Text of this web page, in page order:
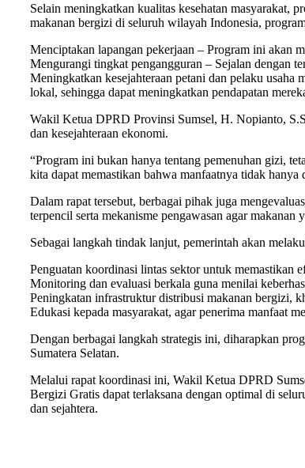
Selain meningkatkan kualitas kesehatan masyarakat,
makanan bergizi di seluruh wilayah Indonesia,
Menciptakan lapangan pekerjaan – Program ini akan
Mengurangi tingkat pengangguran – Sejalan dengan
Meningkatkan kesejahteraan petani dan pelaku
lokal, sehingga dapat meningkatkan pendapatan
Wakil Ketua DPRD Provinsi Sumsel, H. Nopianto,
dan kesejahteraan ekonomi.
“Program ini bukan hanya tentang pemenuhan gizi,
kita dapat memastikan bahwa manfaatnya tidak
Dalam rapat tersebut, berbagai pihak juga
terpencil serta mekanisme pengawasan agar
Sebagai langkah tindak lanjut, pemerintah akan
Penguatan koordinasi lintas sektor untuk memastikan
Monitoring dan evaluasi berkala guna menilai
Peningkatan infrastruktur distribusi makanan bergizi,
Edukasi kepada masyarakat, agar penerima manfaat
Dengan berbagai langkah strategis ini, diharapkan
Sumatera Selatan.
Melalui rapat koordinasi ini, Wakil Ketua DPRD
Bergizi Gratis dapat terlaksana dengan optimal di
dan sejahtera.